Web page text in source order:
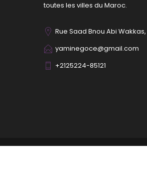
toutes les villes du Maroc.
Rue Saad Bnou Abi
yaminegoce@gmail.com
+2125224-85121